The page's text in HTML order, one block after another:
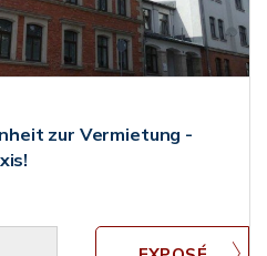
zur Vermietung -